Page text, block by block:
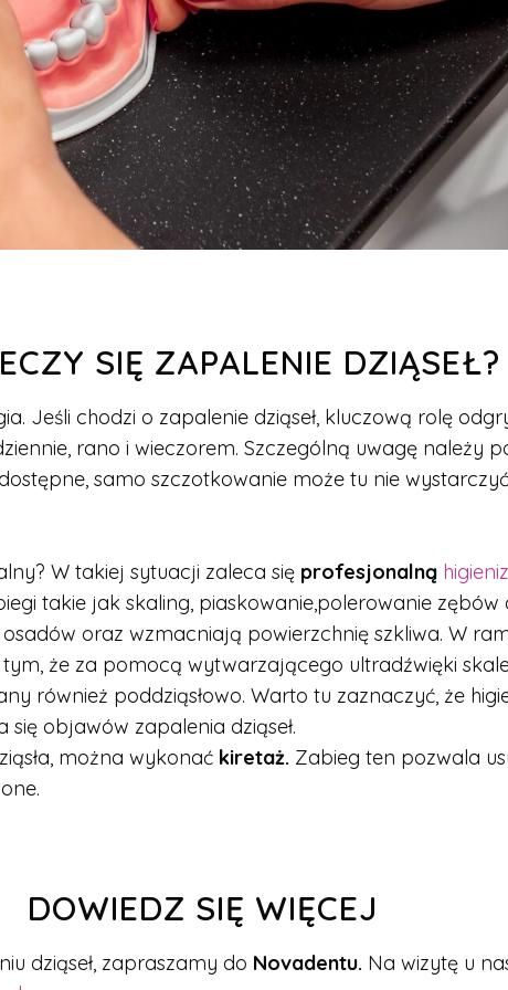
SIĘ ZAPALENIE DZIĄSEŁ?
Jeśli chodzi o zapalenie dziąseł, kluczową rolę
rano i wieczorem. Szczególną uwagę należy
samo szczotkowanie może tu nie
W takiej sytuacji zaleca się profesjonalną
takie jak skaling, piaskowanie,polerowanie
oraz wzmacniają powierzchnię szkliwa. W
że za pomocą wytwarzającego ultradźwięki
również poddziąsłowo. Warto tu zaznaczyć, że
objawów zapalenia dziąseł.
można wykonać kiretaż. Zabieg ten pozwala
DOWIEDZ SIĘ WIĘCEJ
dziąseł, zapraszamy do Novadentu. Na wizytę u